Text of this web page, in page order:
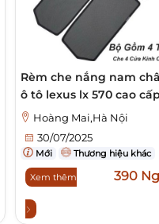
Rèm che nắng nam
ô tô lexus lx 570 cao cấp
Hoàng Mai,Hà Nội
30/07/2025
Mới Thương hiệu khác
Xem thêm 390